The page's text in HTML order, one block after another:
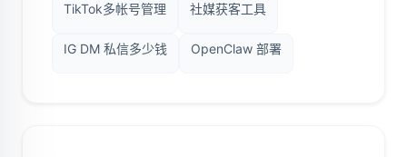
TikTok多帐号管理 社媒获客工具
IG DM 私信多少钱 OpenClaw 部署